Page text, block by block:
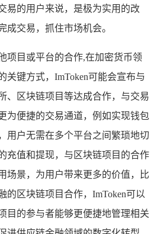
易的用户来说，是极为实用的改
成交易，抓住市场机会。
项目或平台的合作,在加密货币领
关键方式，ImToken可能会宣布与
、区块链项目等达成合作，与交易
为便捷的交易通道，例如实现钱包
用户无需在多个平台之间繁琐地切
充值和提现，与区块链项目的合作
场景，为用户带来更多的价值，比
的区块链项目合作，ImToken可以
目的参与者能够更便捷地管理相关